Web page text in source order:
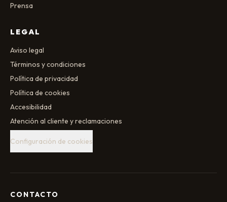
Prensa
LEGAL
Aviso legal
Términos y condiciones
Política de privacidad
Política de cookies
Accesibilidad
Atención al cliente y reclamaciones
Configuración de cookies
CONTACTO